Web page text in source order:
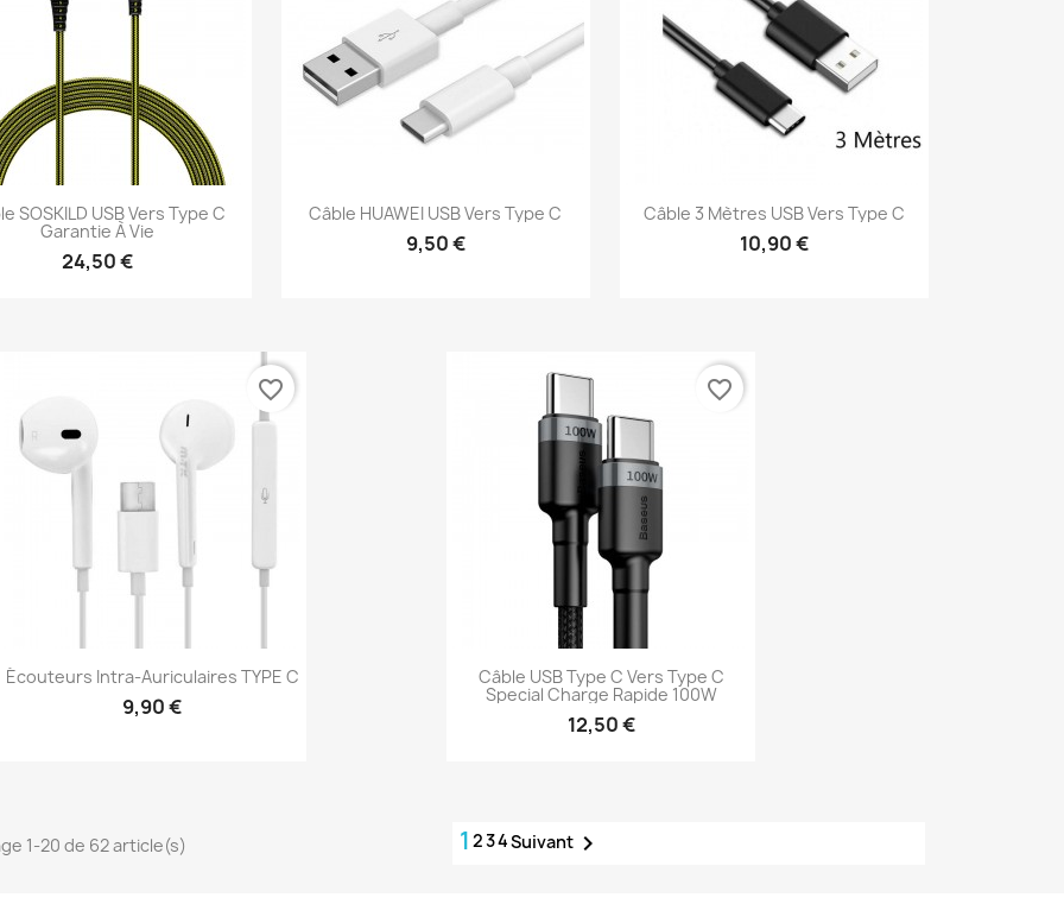
SOSKILD USB Vers Type C
Garantie À Vie
24,50 €
Câble HUAWEI USB Vers Type C
9,50 €
Câble 3 Mètres USB Vers Type C
10,90 €
Écouteurs Intra-Auriculaires TYPE C
9,90 €
favorite_border
Câble USB Type C Vers Type C
Special Charge Rapide 100W
12,50 €
favorite_border
1-20 de 62 article(s) 1234Suivant 